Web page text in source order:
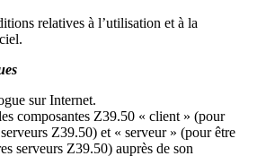
relatives à l’utilisation et à la
sur Internet.
composantes Z39.50 « client » (pour
Z39.50) et « serveur » (pour être
serveurs Z39.50) auprès de son